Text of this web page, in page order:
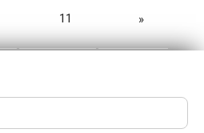
11 »